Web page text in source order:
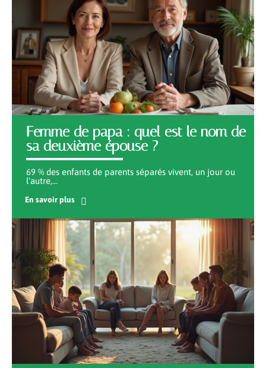
Femme de papa : quel est le nom de
sa deuxième épouse ?
69 % des enfants de parents séparés vivent, un jour ou
l'autre,…
En savoir plus